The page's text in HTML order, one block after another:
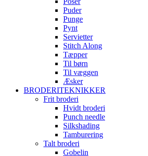
Puder
Punge
Pynt
Servietter
Stitch Along
Tæpper
Til børn
Til væggen
Æsker
BRODERITEKNIKKER
Frit broderi
Hvidt broderi
Punch needle
Silkshading
Tamburering
Talt broderi
Gobelin